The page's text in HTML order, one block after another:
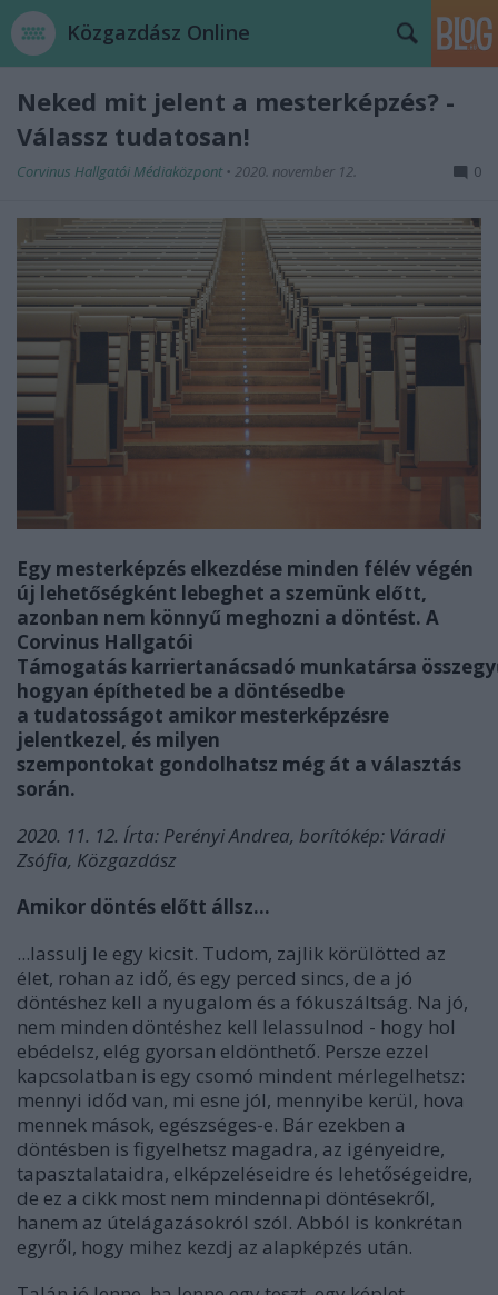
Közgazdász Online
Neked mit jelent a mesterképzés? -
Válassz tudatosan!
Corvinus Hallgatói Médiaközpont • 2020. november 12. 0
Egy mesterképzés elkezdése minden félév végén
új lehetőségként lebeghet a szemünk előtt,
azonban nem könnyű meghozni a döntést. A
Corvinus Hallgatói
Támogatás karriertanácsadó munkatársa
hogyan építheted be a döntésedbe
a tudatosságot amikor mesterképzésre
jelentkezel, és milyen
szempontokat gondolhatsz még át a választás
során.
2020. 11. 12. Írta: Perényi Andrea, borítókép: Váradi
Zsófia, Közgazdász
Amikor döntés előtt állsz...
...lassulj le egy kicsit. Tudom, zajlik körülötted az
élet, rohan az idő, és egy perced sincs, de a jó
döntéshez kell a nyugalom és a fókuszáltság. Na jó,
nem minden döntéshez kell lelassulnod - hogy hol
ebédelsz, elég gyorsan eldönthető. Persze ezzel
kapcsolatban is egy csomó mindent mérlegelhetsz:
mennyi időd van, mi esne jól, mennyibe kerül, hova
mennek mások, egészséges-e. Bár ezekben a
döntésben is figyelhetsz magadra, az igényeidre,
tapasztalataidra, elképzeléseidre és lehetőségeidre,
de ez a cikk most nem mindennapi döntésekről,
hanem az útelágazásokról szól. Abból is konkrétan
egyről, hogy mihez kezdj az alapképzés után.